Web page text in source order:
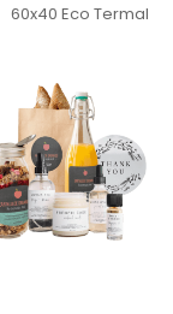
60x40 Eco Termal